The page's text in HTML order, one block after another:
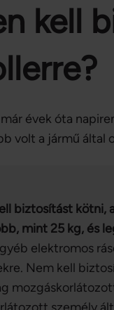
kell
évek óta
volt a jármű által
biztosítást
mint 25 kg, és
elektromos
Nem kell